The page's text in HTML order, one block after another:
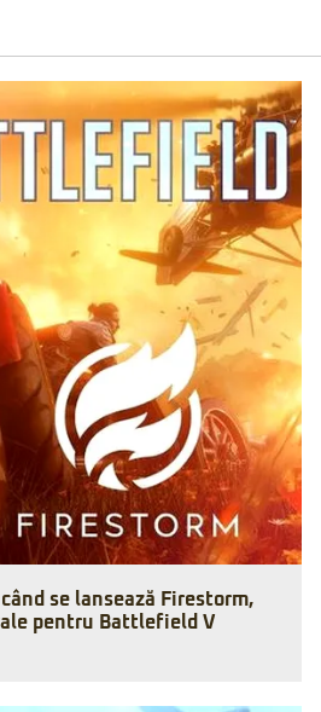
se lansează Firestorm,
pentru Battlefield V